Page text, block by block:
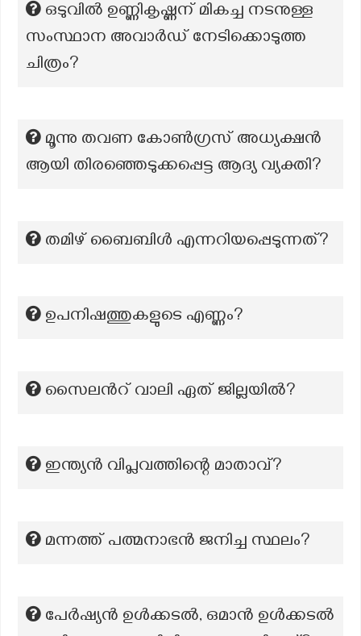
ഒടുവില്‍ ഉണ്ണികൃഷ്ണന് മികച്ച നടനുള്ള
സംസ്ഥാന അവാര്‍ഡ്‌ നേടിക്കൊടുത്ത
ചിത്രം?
മൂന്നു തവണ കോൺഗ്രസ് അധ്യക്ഷൻ
ആയി തിരഞ്ഞെടുക്കപ്പെട്ട ആദ്യ വ്യക്തി?
തമിഴ് ബൈബിൾ എന്നറിയപ്പെടുന്നത്?
ഉപനിഷത്തുകളുടെ എണ്ണം?
സൈലൻറ് വാലി ഏത് ജില്ലയിൽ?
ഇന്ത്യൻ വിപ്ലവത്തിന്റെ മാതാവ്?
മന്നത്ത് പത്മനാഭൻ ജനിച്ച സ്ഥലം?
പേർഷ്യൻ ഉൾക്കടൽ, ഒമാൻ ഉൾക്കടൽ